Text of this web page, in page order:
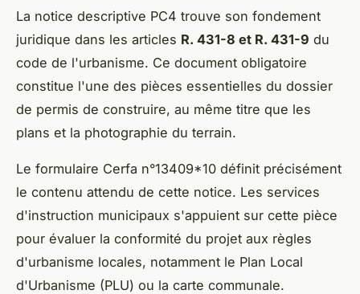
La notice descriptive PC4 trouve son fondement
juridique dans les articles R. 431-8 et R. 431-9 du
code de l'urbanisme. Ce document obligatoire
constitue l'une des pièces essentielles du dossier
de permis de construire, au même titre que les
plans et la photographie du terrain.
Le formulaire Cerfa n°13409*10 définit précisément
le contenu attendu de cette notice. Les services
d'instruction municipaux s'appuient sur cette pièce
pour évaluer la conformité du projet aux règles
d'urbanisme locales, notamment le Plan Local
d'Urbanisme (PLU) ou la carte communale.